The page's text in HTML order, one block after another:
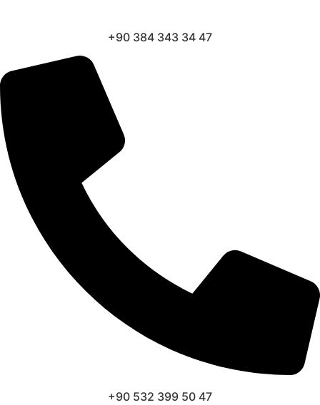
+90 384 343 34 47
+90 532 399 50 47